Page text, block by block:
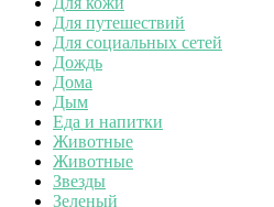
Для путешествий
Для социальных сетей
Дождь
Дома
Дым
Еда и напитки
Животные
Животные
Звезды
Зеленый